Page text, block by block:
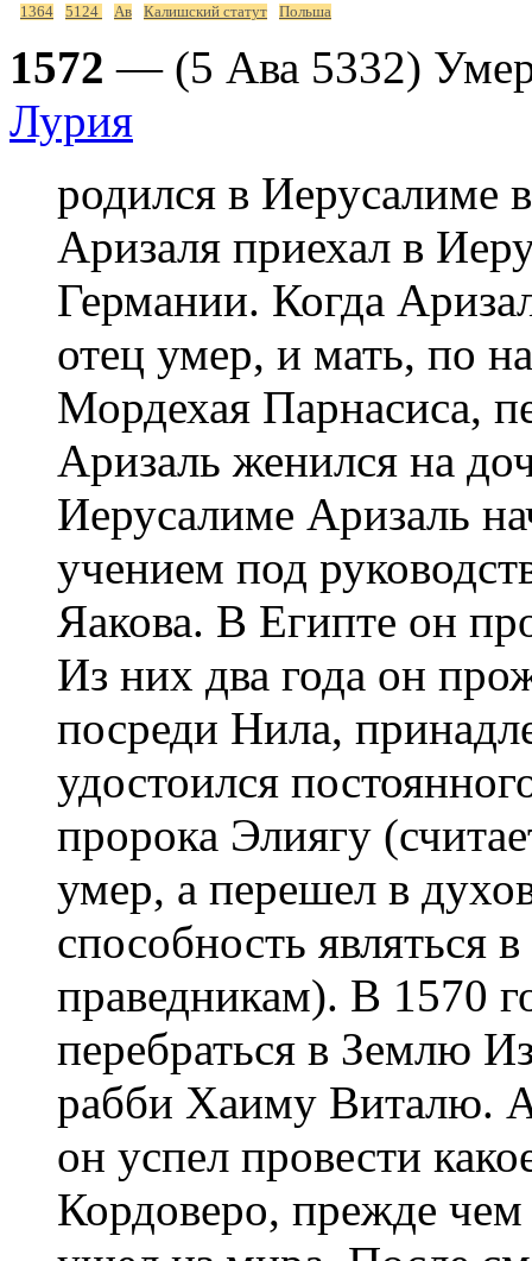
1364 5124 Ав Калишский статут Польша
1572 — (5 Ава 5332)
Лурия
родился в Иерусалиме
Аризаля приехал в
Германии. Когда
отец умер, и мать, по
Мордехая Парнасиса,
Аризаль женился на
Иерусалиме Аризаль
учением под
Яакова. В Египте он
Из них два года он
посреди Нила,
удостоился
пророка Элиягу
умер, а перешел в
способность являться
праведникам). В 1570
перебраться в Землю
рабби Хаиму Виталю.
он успел провести
Кордоверо, прежде